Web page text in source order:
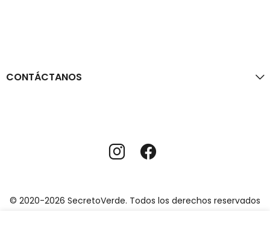
CONTÁCTANOS
© 2020-2026 SecretoVerde. Todos los derechos reservados